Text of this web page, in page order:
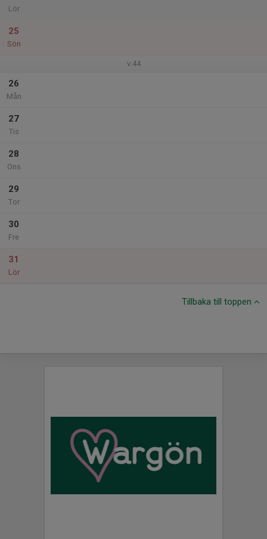
Lör
25
Sön
v.44
26
Mån
27
Tis
28
Ons
29
Tor
30
Fre
31
Lör
Tillbaka till toppen